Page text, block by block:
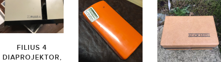
FILIUS 4
DIAPROJEKTOR,